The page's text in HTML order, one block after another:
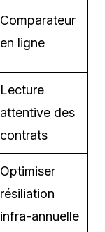
Comparateur
en ligne
Lecture
attentive des
contrats
Optimiser
résiliation
infra-annuelle